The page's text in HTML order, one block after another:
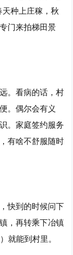
种上庄稼，秋
门来拍梯田景
。看病的话，村
。偶尔会有义
。家庭签约服务
有啥不舒服随时
快到的时候问下
，再转乘下冶镇
就能到村里。